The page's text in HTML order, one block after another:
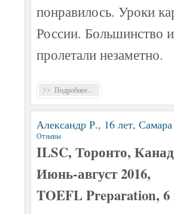
понравилось. Уроки
России. Большинство
пролетали незаметно.
Подробнее...
Александр Р., 16 лет, Самара
Отзывы
ILSC, Торонто,
Июнь-август 2016,
TOEFL Preparation, 6